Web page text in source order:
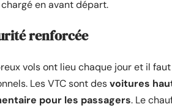
en avant départ.
renforcée
vols ont lieu chaque jour et il
Les VTC sont desvoitures
pour les passagers. Le